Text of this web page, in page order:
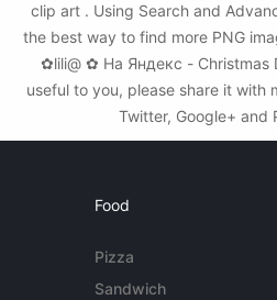
clip art . Using Search and
the best way to find more PNG
✿lili@ ✿ На Яндекс - Christmas
useful to you, please share it with
Twitter, Google+ and
Food
Pizza
Sandwich